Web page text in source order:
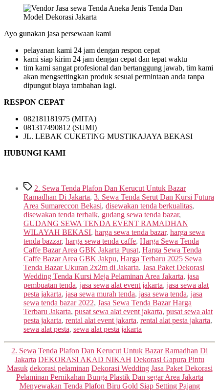
Ayo gunakan jasa persewaan kami
pelayanan kami 24 jam dengan respon cepat
kami siap kirim 24 jam dengan cepat dan tepat waktu
tim kami sangat profesional dan bertanggung jawab, tim kami
akan mengsettingkan produk sesuai permintaan anda tanpa
dipungut biaya tambahan lagi.
RESPON CEPAT
082181181975 (MITA)
081317490812 (SUMI)
JL. LEBAK CUKETING MUSTIKAJAYA BEKASI
HUBUNGI KAMI
Tags2. Sewa Tenda Plafon Dan Kerucut Untuk Bazar
Ramadhan Di Jakarta, 3. Sewa Tenda Serut Dan Kursi Futura
Area Sumareccon Bekasi, disewakan tenda berkualitas,
disewakan tenda terbaik, gudang sewa tenda bazar,
GUDANG SEWA TENDA EVENT RAMADHAN
WILAYAH BEKASI, harga sewa tenda bazar, harga sewa
tenda bazzar, harga sewa tenda caffe, Harga Sewa Tenda
Caffe Bazar Area GBK Jakarta Pusat, Harga Sewa Tenda
Caffe Bazar Area GBK Jakpu, Harga Terbaru 2025 Sewa
Tenda Bazar Ukuran 2x2m di Jakarta, Jasa Paket Dekorasi
Wedding Tenda Kursi Meja Pelaminan Area Jakarta, jasa
pembuatan tenda, jasa sewa alat event jakarta, jasa sewa alat
pesta jakarta, jasa sewa murah tenda, jasa sewa tenda, jasa
sewa tenda bazar 2022, Jasa Sewa Tenda Bazar Harga
Terbaru Jakarta, pusat sewa alat event jakarta, pusat sewa alat
pesta jakarta, rental alat event jakarta, rental alat pesta jakarta,
sewa alat pesta, sewa alat pesta jakarta
Categories
2. Sewa Tenda Plafon Dan Kerucut Untuk Bazar Ramadhan Di
Jakarta DEKORASI AKAD NIKAH Dekorasi Gapura Pintu
Masuk dekorasi pelaminan Dekorasi Wedding Jasa Paket Dekorasi
Pelaminan Pernikahan Bunga Plastik Dan segar Area Jakarta
Menyewakan Tenda Plafon Biru Gold Siap Setting Pajang